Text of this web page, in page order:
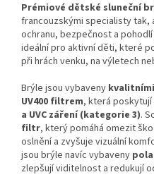
Prémiové dětské sluneční
francouzskými specialisty tak,
ochranu, bezpečnost a
ideální pro aktivní děti, které
při hrách venku, na výletech
Brýle jsou vybaveny
UV400 filtrem, která poskytují
a UVC záření (kategorie 3).
filtr, který pomáhá omezit
oslnění a zvyšuje vizuální
jsou brýle navíc vybaveny
zlepšují viditelnost a redukují